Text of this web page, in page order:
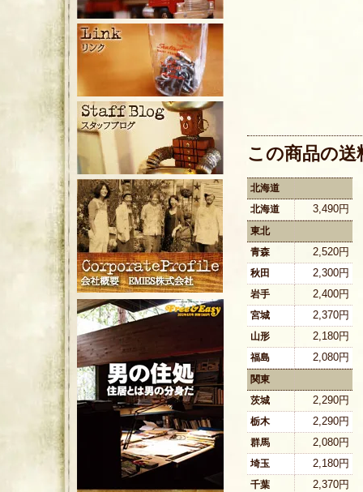
この商品の
北海道
北海道
3,490円
東北
青森
2,520円
秋田 2,300円
岩手 2,400円
宮城 2,370円
山形 2,180円
福島 2,080円
関東
茨城
2,290円
栃木 2,290円
群馬 2,080円
埼玉 2,180円
千葉 2,370円